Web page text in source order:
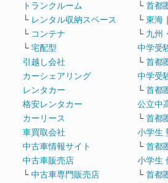
トランクルーム
└ レンタル収納スペース
└ コンテナ
└ 宅配型
引越し会社
カーシェアリング
レンタカー
格安レンタカー
カーリース
車買取会社
中古車情報サイト
中古車販売店
└ 中古車専門販売店
└ 首都
└ 東海 ｜
└ 九州
中学受
└ 首都
中学受
└ 首都
公立中
└ 首都
小学生
└ 首都
小学生
└ 首都